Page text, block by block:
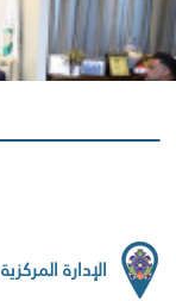
الإدارة المركزية